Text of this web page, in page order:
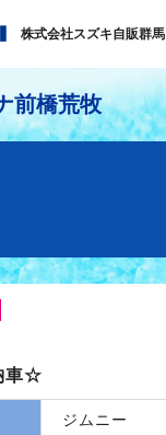
株式会社スズキ自販群馬
前橋荒牧
車☆
ジムニー